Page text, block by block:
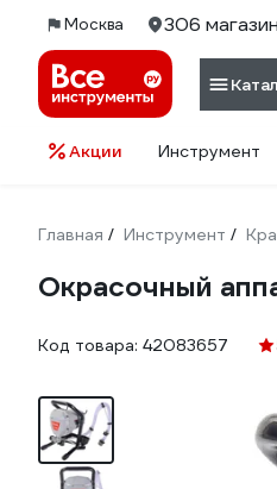
Москва 306
Акции Инструмент
Главная / Инструмент /
Окрасочный
Код товара: 42083657